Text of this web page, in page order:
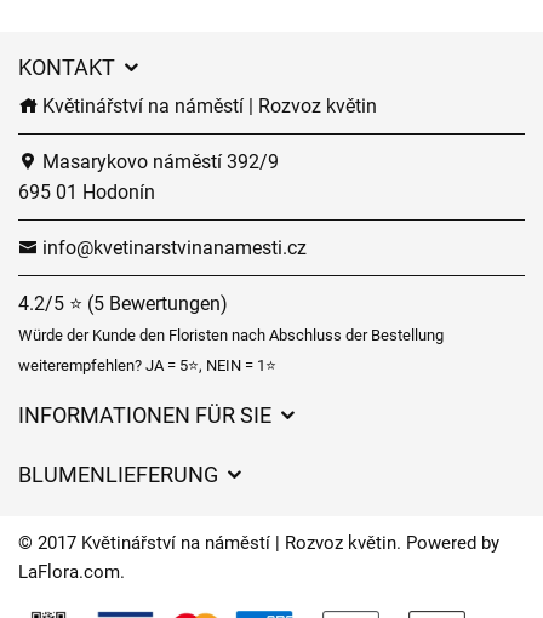
KONTAKT
Květinářství na náměstí | Rozvoz květin
Masarykovo náměstí 392/9
695 01 Hodonín
info@kvetinarstvinanamesti.cz
4.2/5 ⭐ (5 Bewertungen)
Würde der Kunde den Floristen nach Abschluss der Bestellung
weiterempfehlen? JA = 5⭐, NEIN = 1⭐
INFORMATIONEN FÜR SIE
Lieferzeiten für Blumen – Übersicht der Möglichkeiten
BLUMENLIEFERUNG
Wohin wir Blumen liefern
© 2017 Květinářství na náměstí | Rozvoz květin. Powered by
LaFlora.com.